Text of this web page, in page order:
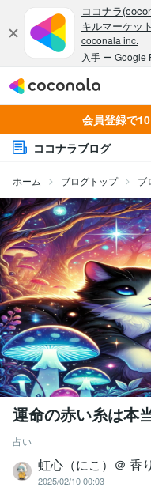
会員登録で
ココナラブログ
ホーム ブログトップ ブ
運命の赤い糸は本
占い
虹心（にこ）＠ 香
2025/02/10 00:03